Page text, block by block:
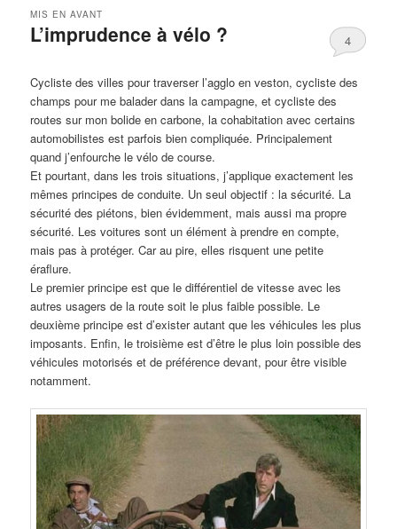
L’imprudence à vélo ?
MIS EN AVANT
4
Cycliste des villes pour traverser l’agglo en veston, cycliste des
champs pour me balader dans la campagne, et cycliste des
routes sur mon bolide en carbone, la cohabitation avec certains
automobilistes est parfois bien compliquée. Principalement
quand j’enfourche le vélo de course.
Et pourtant, dans les trois situations, j’applique exactement les
mêmes principes de conduite. Un seul objectif : la sécurité. La
sécurité des piétons, bien évidemment, mais aussi ma propre
sécurité. Les voitures sont un élément à prendre en compte,
mais pas à protéger. Car au pire, elles risquent une petite
éraflure.
Le premier principe est que le différentiel de vitesse avec les
autres usagers de la route soit le plus faible possible. Le
deuxième principe est d’exister autant que les véhicules les plus
imposants. Enfin, le troisième est d’être le plus loin possible des
véhicules motorisés et de préférence devant, pour être visible
notamment.